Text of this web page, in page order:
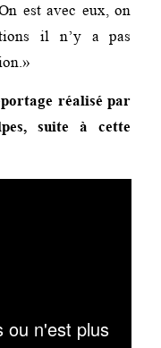
est avec eux, on
il n’y a pas
réalisé par
suite à cette